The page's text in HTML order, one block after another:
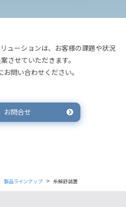
ューションは、お客様の課題や状況
させていただきます。
お問い合わせください。
お問合せ
製品ラインアップ > 糸解舒装置